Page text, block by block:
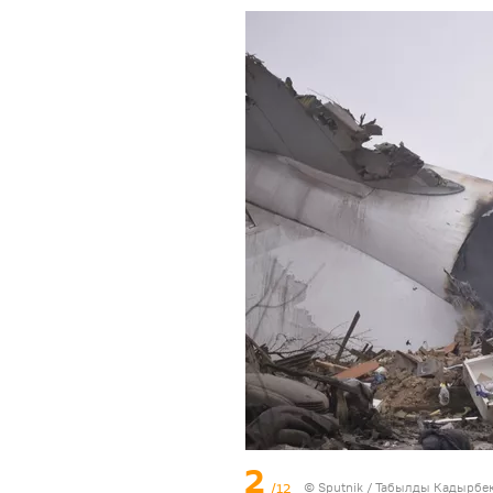
2 /12 © Sputnik / Табылды